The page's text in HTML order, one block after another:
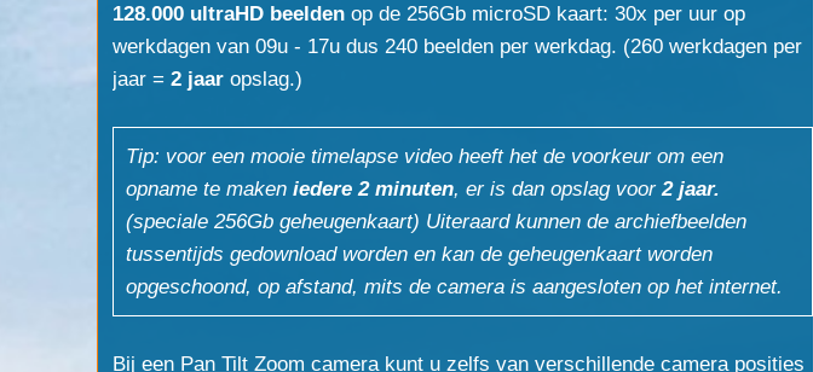
128.000 ultraHD beelden op de 256Gb microSD kaart: 30x per uur op
werkdagen van 09u - 17u dus 240 beelden per werkdag. (260 werkdagen per
jaar = 2 jaar opslag.)
Tip: voor een mooie timelapse video heeft het de voorkeur om een
opname te maken iedere 2 minuten, er is dan opslag voor2 jaar.
(speciale 256Gb geheugenkaart) Uiteraard kunnen de archiefbeelden
tussentijds gedownload worden en kan de geheugenkaart worden
opgeschoond, op afstand, mits de camera is aangesloten op het internet.
Bij een Pan Tilt Zoom camera kunt u zelfs van verschillende camera posities